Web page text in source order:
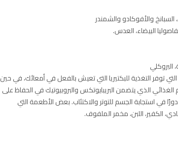
والأفوكادو والشمندر
البيضاء، العدس.
البروكلي
توفر التغذية للبكتيريا التي تعيش بالفعل في أمعائك، في حين
الغذائي الذي يتضمن البريبايوتكس والبروبيوتيك في الحفاظ على
في استجابة الجسم للتوتر والاكتئاب. بعض الأطعمة التي
الكفير، اللبن، مخمر الملفوف.